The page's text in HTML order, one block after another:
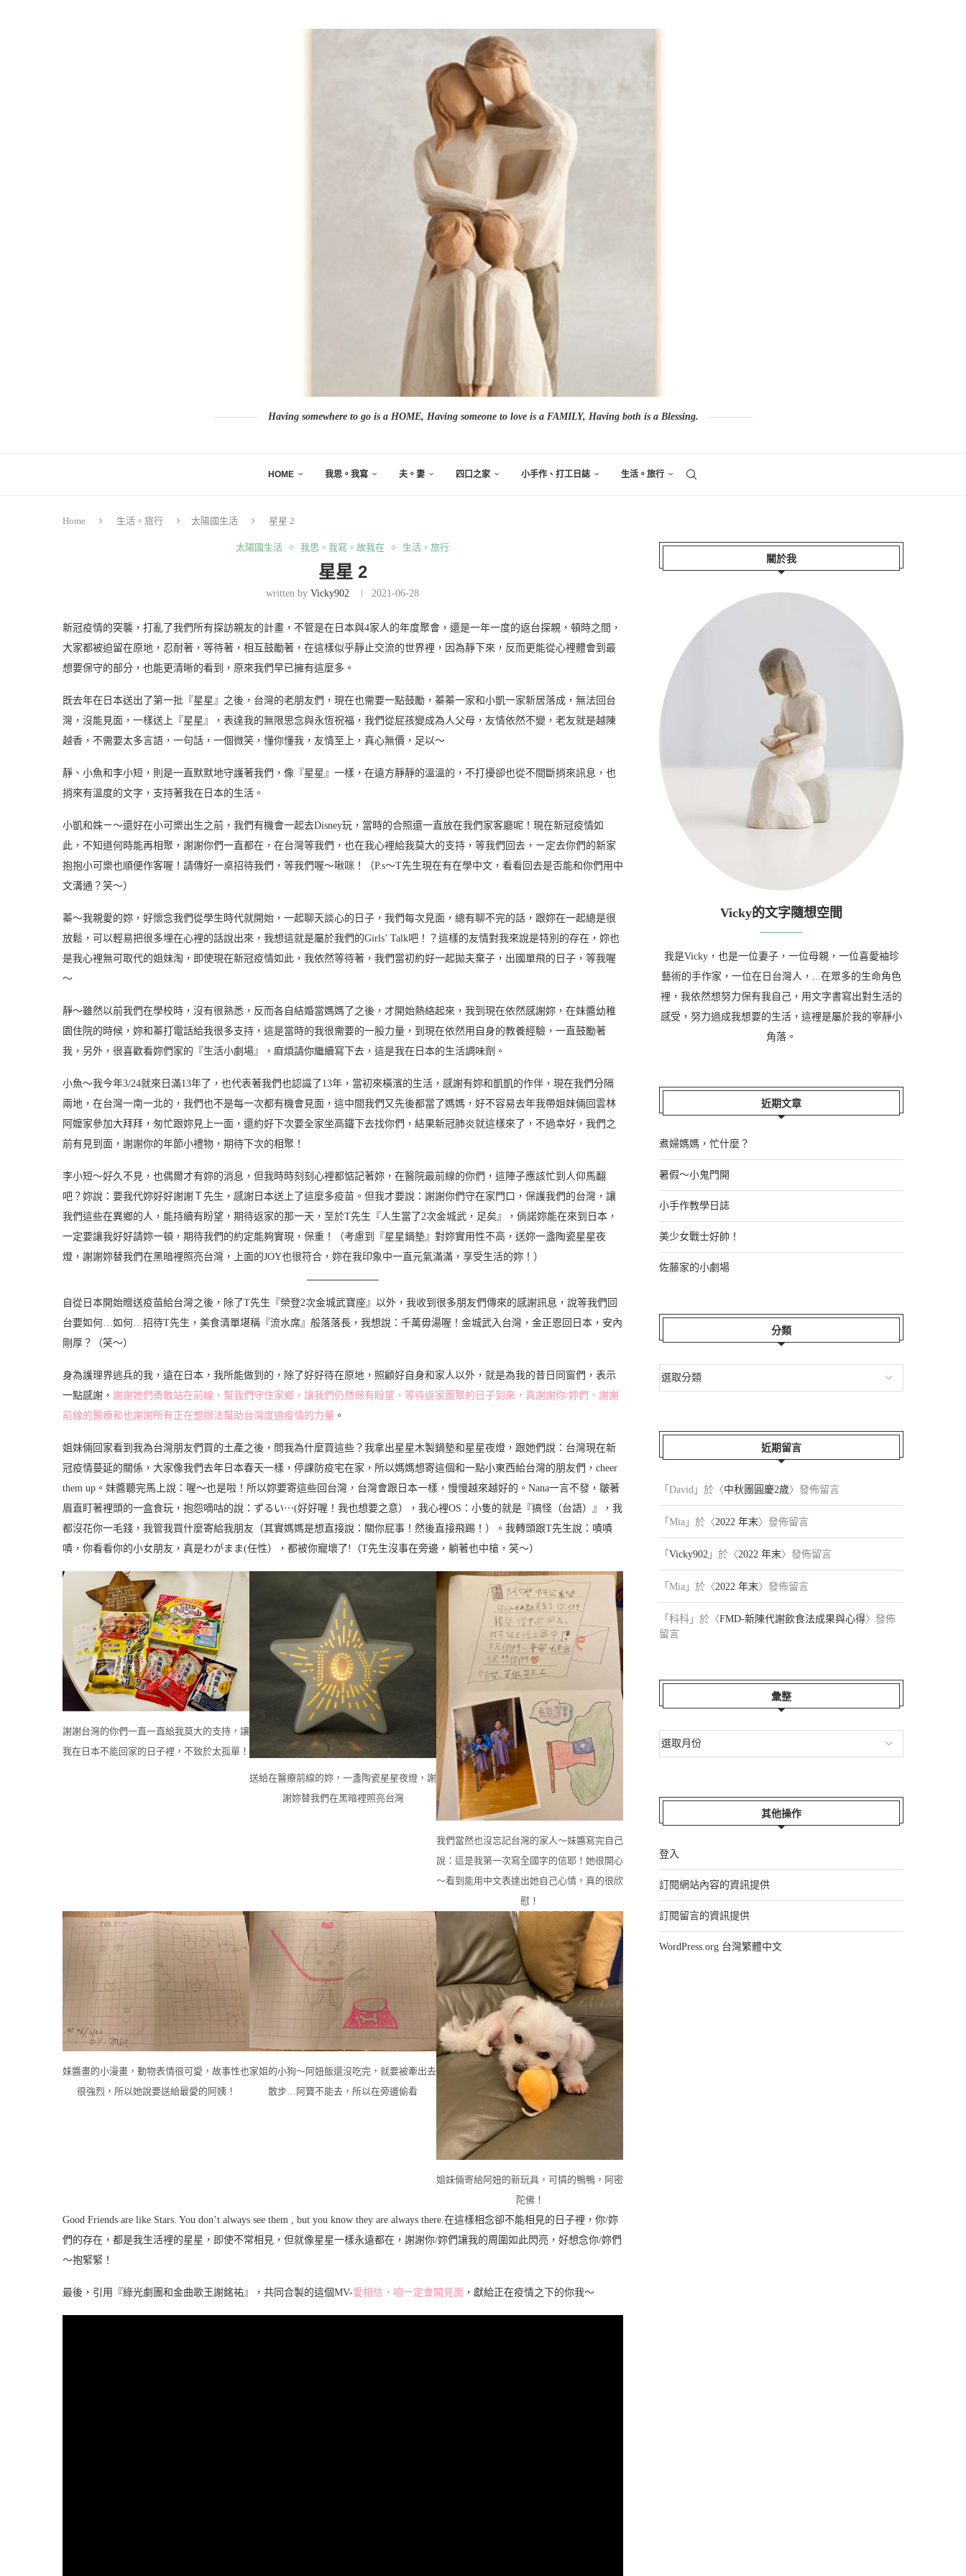
Having somewhere to go is a HOME, Having someone to love is a FAMILY, Having both is a Blessing.
HOME 我思。我寫 夫。妻 四口之家 小手作、打工日誌 生活。旅行
Home 生活。旅行 太陽國生活 星星 2
太陽國生活 我思。我寫。故我在 生活。旅行
星星 2
written byVicky902 2021-06-28
新冠疫情的突襲，打亂了我們所有探訪親友的計畫，不管是在日本與4家人的年度聚會，還是一年一度的返台探親，頓時之間，
大家都被迫留在原地，忍耐著，等待著，相互鼓勵著，在這樣似乎靜止交流的世界裡，因為靜下來，反而更能從心裡體會到最
想要保守的部分，也能更清晰的看到，原來我們早已擁有這麼多。
既去年在日本送出了第一批『星星』之後，台灣的老朋友們，現在也需要一點鼓勵，蓁蓁一家和小凱一家新居落成，無法回台
灣，沒能見面，一樣送上『星星』，表達我的無限思念與永恆祝福，我們從屁孩變成為人父母，友情依然不變，老友就是越陳
越香，不需要太多言語，一句話，一個微笑，懂你懂我，友情至上，真心無價，足以～
靜、小魚和李小短，則是一直默默地守護著我們，像『星星』一樣，在遠方靜靜的溫溫的，不打擾卻也從不間斷捎來訊息，也
捎來有溫度的文字，支持著我在日本的生活。
小凱和姝ㄧ～還好在小可樂出生之前，我們有機會一起去Disney玩，當時的合照還一直放在我們家客廳呢！現在新冠疫情如
此，不知道何時能再相聚，謝謝你們一直都在，在台灣等我們，也在我心裡給我莫大的支持，等我們回去，ㄧ定去你們的新家
抱抱小可樂也順便作客喔！請傳好一桌招待我們，等我們喔～啾咪！（P.s～T先生現在有在學中文，看看回去是否能和你們用中
文溝通？笑～）
蓁～我親愛的妳，好懷念我們從學生時代就開始，一起聊天談心的日子，我們每次見面，總有聊不完的話，跟妳在一起總是很
放鬆，可以輕易把很多埋在心裡的話說出來，我想這就是屬於我們的Girls’ Talk吧！？這樣的友情對我來說是特別的存在，妳也
是我心裡無可取代的姐妹淘，即使現在新冠疫情如此，我依然等待著，我們當初約好一起拋夫棄子，出國單飛的日子，等我喔
～
靜～雖然以前我們在學校時，沒有很熟悉，反而各自結婚當媽媽了之後，才開始熱絡起來，我到現在依然感謝妳，在妹醬幼稚
園住院的時候，妳和蓁打電話給我很多支持，這是當時的我很需要的一股力量，到現在依然用自身的教養經驗，一直鼓勵著
我，另外，很喜歡看妳們家的『生活小劇場』，麻煩請你繼續寫下去，這是我在日本的生活調味劑。
小魚～我今年3/24就來日滿13年了，也代表著我們也認識了13年，當初來橫濱的生活，感謝有妳和凱凱的作伴，現在我們分隔
兩地，在台灣一南一北的，我們也不是每一次都有機會見面，這中間我們又先後都當了媽媽，好不容易去年我帶姐妹倆回雲林
阿嬤家參加大拜拜，匆忙跟妳見上一面，還約好下次要全家坐高鐵下去找你們，結果新冠肺炎就這樣來了，不過幸好，我們之
前有見到面，謝謝你的年節小禮物，期待下次的相聚！
李小短～好久不見，也偶爾才有妳的消息，但我時時刻刻心裡都惦記著妳，在醫院最前線的你們，這陣子應該忙到人仰馬翻
吧？妳說：要我代妳好好謝謝Ｔ先生，感謝日本送上了這麼多疫苗。但我才要說：謝謝你們守在家門口，保護我們的台灣，讓
我們這些在異鄉的人，能持續有盼望，期待返家的那一天，至於T先生『人生當了2次金城武，足矣』，倘諾妳能在來到日本，
一定要讓我好好請妳一頓，期待我們的約定能夠實現，保重！（考慮到『星星鍋墊』對妳實用性不高，送妳一盞陶瓷星星夜
燈，謝謝妳替我們在黑暗裡照亮台灣，上面的JOY也很符合，妳在我印象中一直元氣滿滿，享受生活的妳！）
自從日本開始贈送疫苗給台灣之後，除了T先生『榮登2次金城武寶座』以外，我收到很多朋友們傳來的感謝訊息，說等我們回
台要如何…如何…招待T先生，美食清單堪稱『流水席』般落落長，我想說：千萬毋湯喔！金城武入台灣，金正恩回日本，安內
剛厚？（笑～）
身為護理界逃兵的我，遠在日本，我所能做到的，除了好好待在原地，照顧好自身和家人以外，就是為我的昔日同窗們，表示
一點感謝， 謝謝她們勇敢站在前線，幫我們守住家鄉，讓我們仍然保有盼望，等待返家團聚的日子到來，真謝謝你/妳們、謝謝
前線的醫療和也謝謝所有正在想辦法幫助台灣度過疫情的力量 。
姐妹倆回家看到我為台灣朋友們買的土產之後，問我為什麼買這些？我拿出星星木製鍋墊和星星夜燈，跟她們說：台灣現在新
冠疫情蔓延的關係，大家像我們去年日本春天一樣，停課防疫宅在家，所以媽媽想寄這個和一點小東西給台灣的朋友們，cheer
them up。妹醬聽完馬上說：喔～也是啦！所以妳要寄這些回台灣，台灣會跟日本一樣，慢慢越來越好的。Nana一言不發，皺著
眉直盯著裡頭的一盒食玩，抱怨嘀咕的說：ずるい⋯(好好喔！我也想要之意），我心裡OS：小隻的就是『搞怪（台語）』，我
都沒花你一毛錢，我管我買什麼寄給我朋友（其實媽媽是想直接說：關你屁事！然後直接飛踢！）。我轉頭跟T先生說：嘖嘖
嘖，你看看你的小女朋友，真是わがまま(任性），都被你寵壞了!（T先生沒事在旁邊，躺著也中槍，笑～）
謝謝台灣的你們一直一直給我莫大的支持，讓
我在日本不能回家的日子裡，不致於太孤單！
送給在醫療前線的妳，一盞陶瓷星星夜燈，謝
謝妳替我們在黑暗裡照亮台灣
我們當然也沒忘記台灣的家人～妹醬寫完自己
說：這是我第一次寫全國字的信耶！她很開心
～看到能用中文表達出她自己心情，真的很欣
慰！
妹醬畫的小漫畫，動物表情很可愛，故事性也
很強烈，所以她說要送給最愛的阿姨！
家姐的小狗～阿妞飯還沒吃完，就要被牽出去
散步…阿寶不能去，所以在旁邊偷看
姐妹倆寄給阿妞的新玩具，可憐的鴨鴨，阿密
陀佛！
Good Friends are like Stars. You don’t always see them , but you know they are always there.在這樣相念卻不能相見的日子裡，你/妳
們的存在，都是我生活裡的星星，即使不常相見，但就像星星一樣永遠都在，謝謝你/妳們讓我的周圍如此閃亮，好想念你/妳們
～抱緊緊！
最後，引用『綠光劇團和金曲歌王謝銘祐』，共同合製的這個MV-愛相信，咱一定會閣見面 ，獻給正在疫情之下的你我～
關於我
Vicky的文字隨想空間
我是Vicky，也是一位妻子，一位母親，一位喜愛袖珍
藝術的手作家，一位在日台灣人，...在眾多的生命角色
裡，我依然想努力保有我自己，用文字書寫出對生活的
感受，努力過成我想要的生活，這裡是屬於我的寧靜小
角落。
近期文章
煮婦媽媽，忙什麼？
暑假～小鬼門開
小手作教學日誌
美少女戰士好帥！
佐藤家的小劇場
分類
近期留言
「 David 」於〈中秋團圓慶2歲〉發佈留言
「 Mia 」於〈2022 年末〉發佈留言
「 Vicky902 」於〈2022 年末〉發佈留言
「 Mia 」於〈2022 年末〉發佈留言
「 科科 」於〈FMD-新陳代謝飲食法成果與心得〉發佈
留言
彙整
其他操作
登入
訂閱網站內容的資訊提供
訂閱留言的資訊提供
WordPress.org 台灣繁體中文